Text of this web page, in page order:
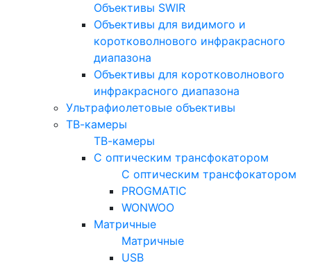
Объективы SWIR
Объективы для видимого и
коротковолнового инфракрасного
диапазона
Объективы для коротковолнового
инфракрасного диапазона
Ультрафиолетовые объективы
ТВ-камеры
ТВ-камеры
С оптическим трансфокатором
С оптическим трансфокатором
PROGMATIC
WONWOO
Матричные
Матричные
USB